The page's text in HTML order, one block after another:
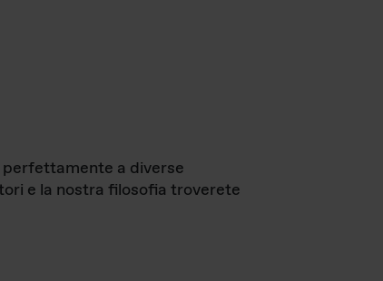
a diverse
e la nostra filosofia troverete